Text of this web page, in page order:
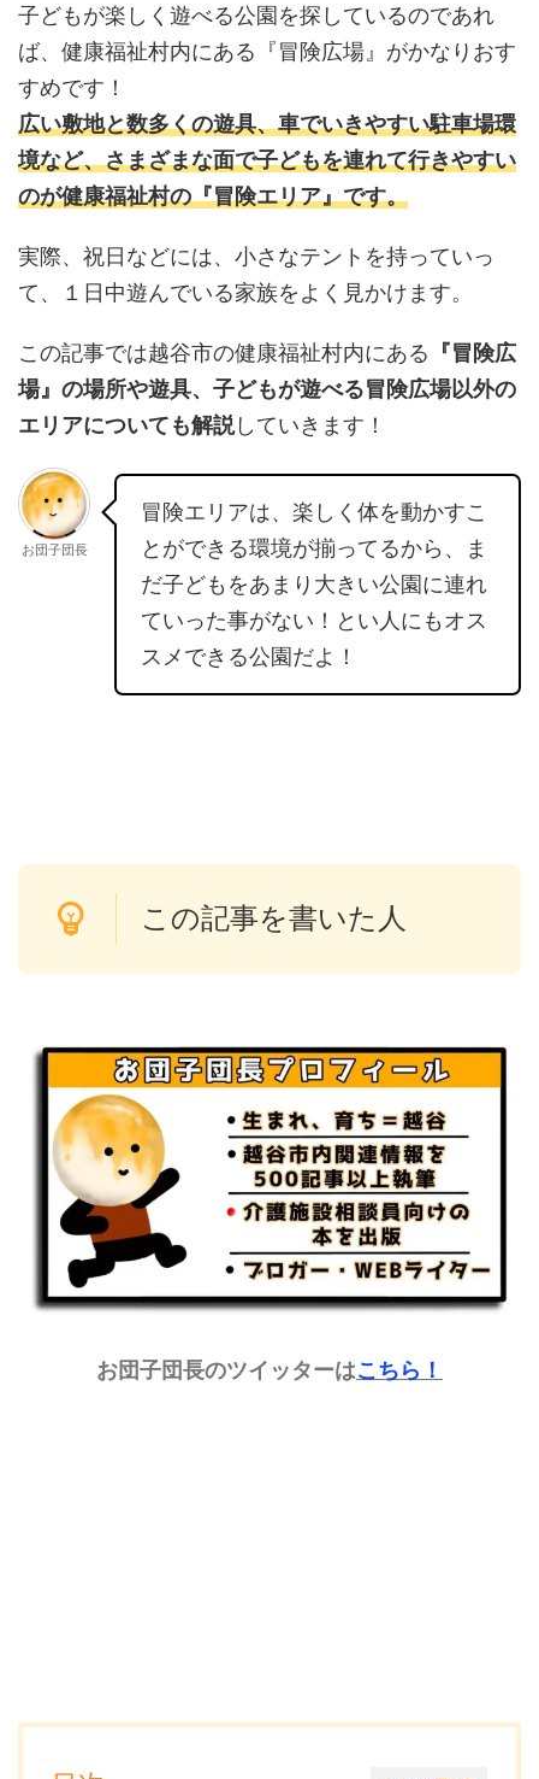
子どもが楽しく遊べる公園を探しているのであれ
ば、健康福祉村内にある『冒険広場』がかなりおす
すめです！
広い敷地と数多くの遊具、車でいきやすい駐車場環
境など、さまざまな面で子どもを連れて行きやすい
のが健康福祉村の『冒険エリア』です。
実際、祝日などには、小さなテントを持っていっ
て、１日中遊んでいる家族をよく見かけます。
この記事では越谷市の健康福祉村内にある 『冒険広
場』の場所や遊具、子どもが遊べる冒険広場以外の
エリアについても解説していきます！
お団子団長
冒険エリアは、楽しく体を動かすこ
とができる環境が揃ってるから、ま
だ子どもをあまり大きい公園に連れ
ていった事がない！とい人にもオス
スメできる公園だよ！
この記事を書いた人
お団子団長のツイッターはこちら ！